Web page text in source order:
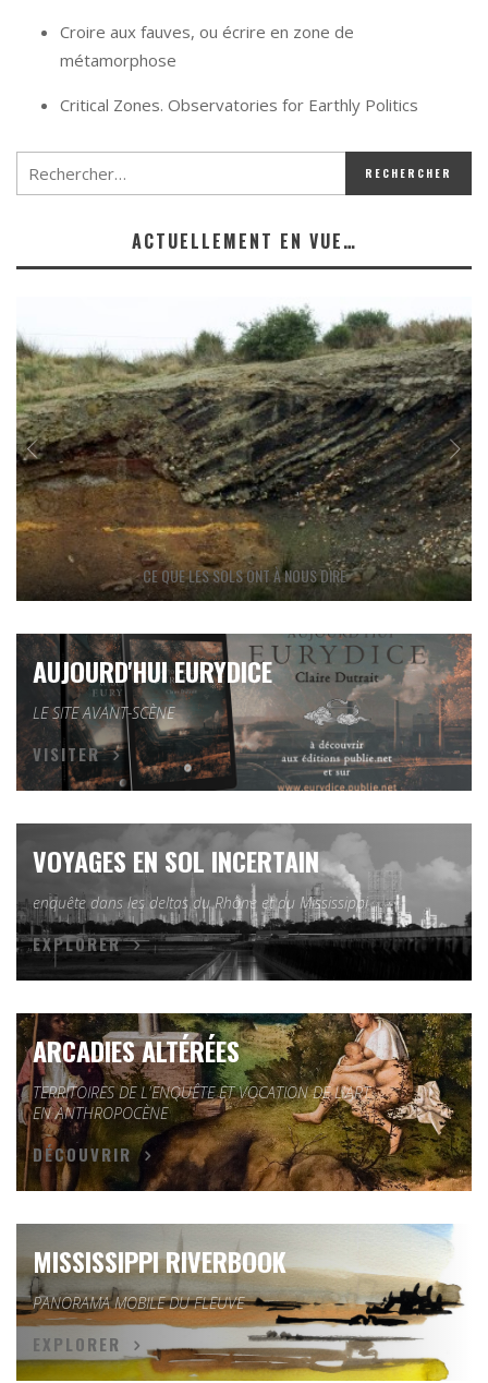
Croire aux fauves, ou écrire en zone de
métamorphose
Critical Zones. Observatories for Earthly Politics
ACTUELLEMENT EN VUE…
CE QUE LES SOLS ONT À NOUS DIRE
AUJOURD'HUI EURYDICE
LE SITE AVANT-SCÈNE
VISITER
VOYAGES EN SOL INCERTAIN
enquête dans les deltas du Rhône et du Mississippi
EXPLORER
ARCADIES ALTÉRÉES
TERRITOIRES DE L'ENQUÊTE ET VOCATION DE L'ART
EN ANTHROPOCÈNE
DÉCOUVRIR
MISSISSIPPI RIVERBOOK
PANORAMA MOBILE DU FLEUVE
EXPLORER